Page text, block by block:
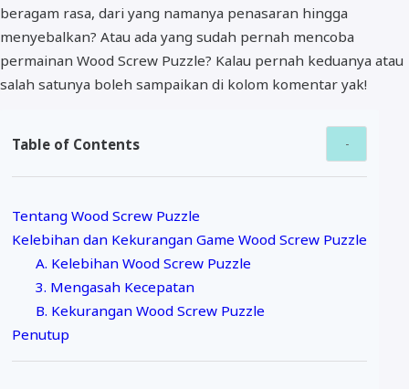
beragam rasa, dari yang namanya penasaran hingga
menyebalkan? Atau ada yang sudah pernah mencoba
permainan Wood Screw Puzzle? Kalau pernah keduanya atau
salah satunya boleh sampaikan di kolom komentar yak!
Table of Contents
Tentang Wood Screw Puzzle
Kelebihan dan Kekurangan Game Wood Screw Puzzle
A. Kelebihan Wood Screw Puzzle
3. Mengasah Kecepatan
B. Kekurangan Wood Screw Puzzle
Penutup